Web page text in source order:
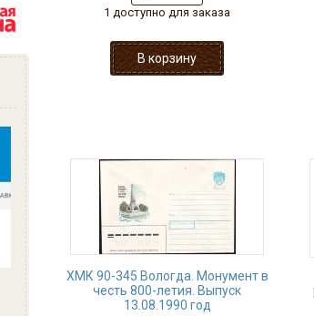
1 доступно для заказа
ХМК 90-345 Вологда. Монумент в
честь 800-летия. Выпуск
13.08.1990 год